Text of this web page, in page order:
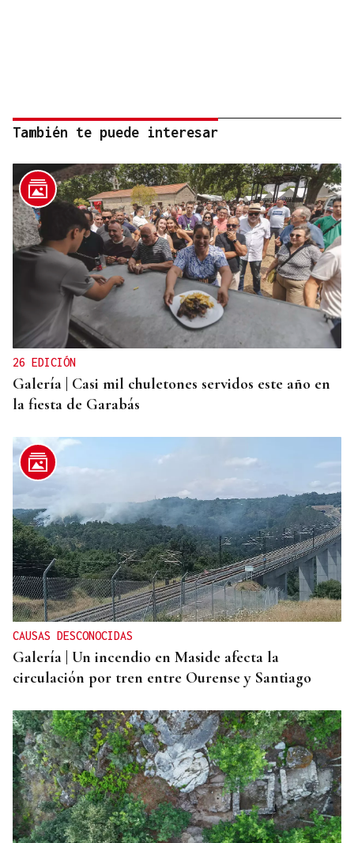
También te puede interesar
26 EDICIÓN
Galería | Casi mil chuletones servidos este año en
la fiesta de Garabás
CAUSAS DESCONOCIDAS
Galería | Un incendio en Maside afecta la
circulación por tren entre Ourense y Santiago